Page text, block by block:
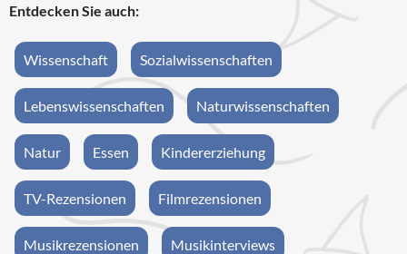
Entdecken Sie auch:
Wissenschaft Sozialwissenschaften
Lebenswissenschaften Naturwissenschaften
Natur Essen Kindererziehung
TV-Rezensionen Filmrezensionen
Musikrezensionen Musikinterviews